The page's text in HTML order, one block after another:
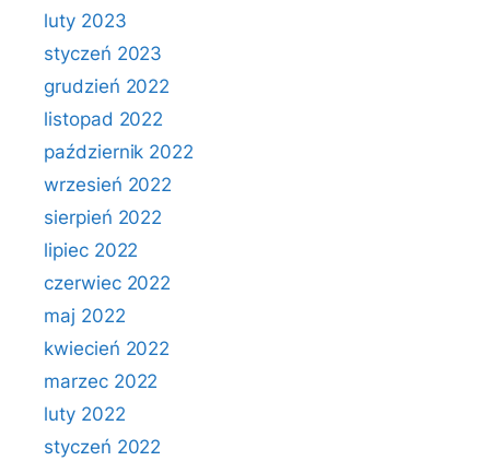
luty 2023
styczeń 2023
grudzień 2022
listopad 2022
październik 2022
wrzesień 2022
sierpień 2022
lipiec 2022
czerwiec 2022
maj 2022
kwiecień 2022
marzec 2022
luty 2022
styczeń 2022